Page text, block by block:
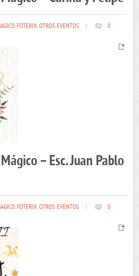
,FOTERIX,OTROS EVENTOS 0
– Esc. Juan Pablo
,FOTERIX,OTROS EVENTOS 0